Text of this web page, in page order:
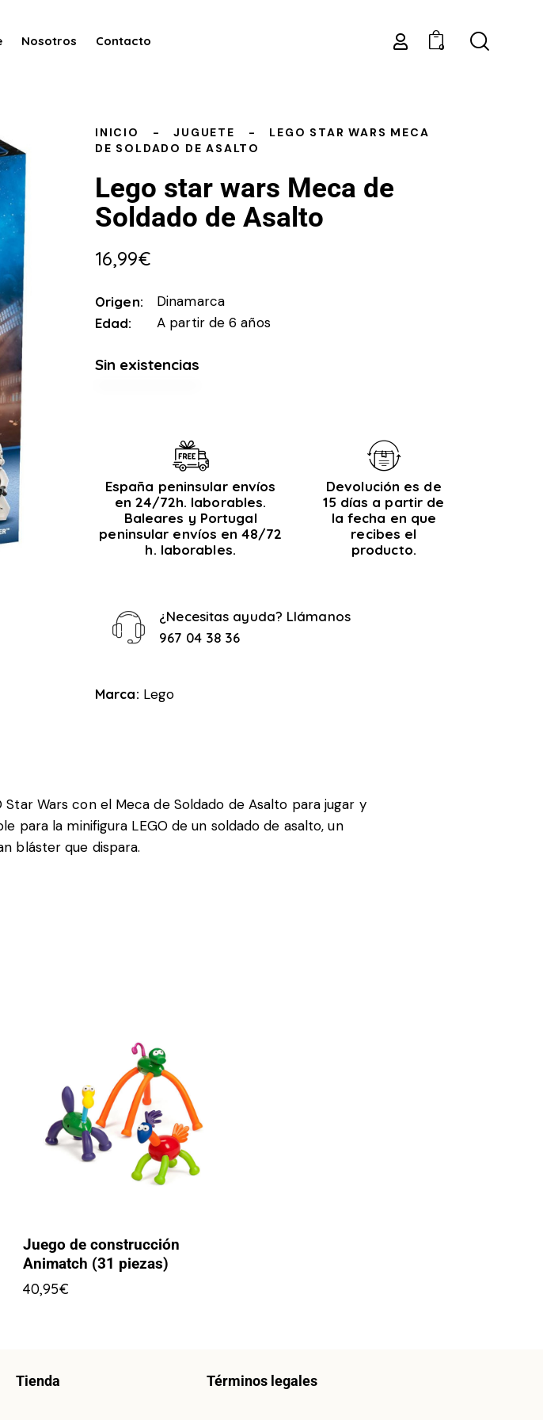
Nosotros Contacto 0
INICIO JUGUETE
LEGO STAR WARS MECA
DE SOLDADO DE ASALTO
Lego star wars Meca de
Soldado de Asalto
16,99€
Origen Dinamarca
Edad A partir de 6 años
Sin existencias
España peninsular envíos
en 24/72h. laborables.
Baleares y Portugal
peninsular envíos en 48/72
h. laborables.
Devolución es de
15 días a partir de
la fecha en que
recibes el
producto.
¿Necesitas ayuda? Llámanos
967 04 38 36
Marca: Lego
Wars con el Meca de Soldado de Asalto para jugar y
para la minifigura LEGO de un soldado de asalto, un
bláster que dispara.
Juego de construcción
Animatch (31 piezas)
40,95€
Tienda Términos legales